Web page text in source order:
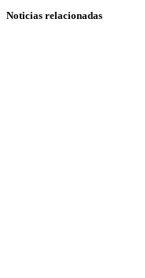
Noticias relacionadas